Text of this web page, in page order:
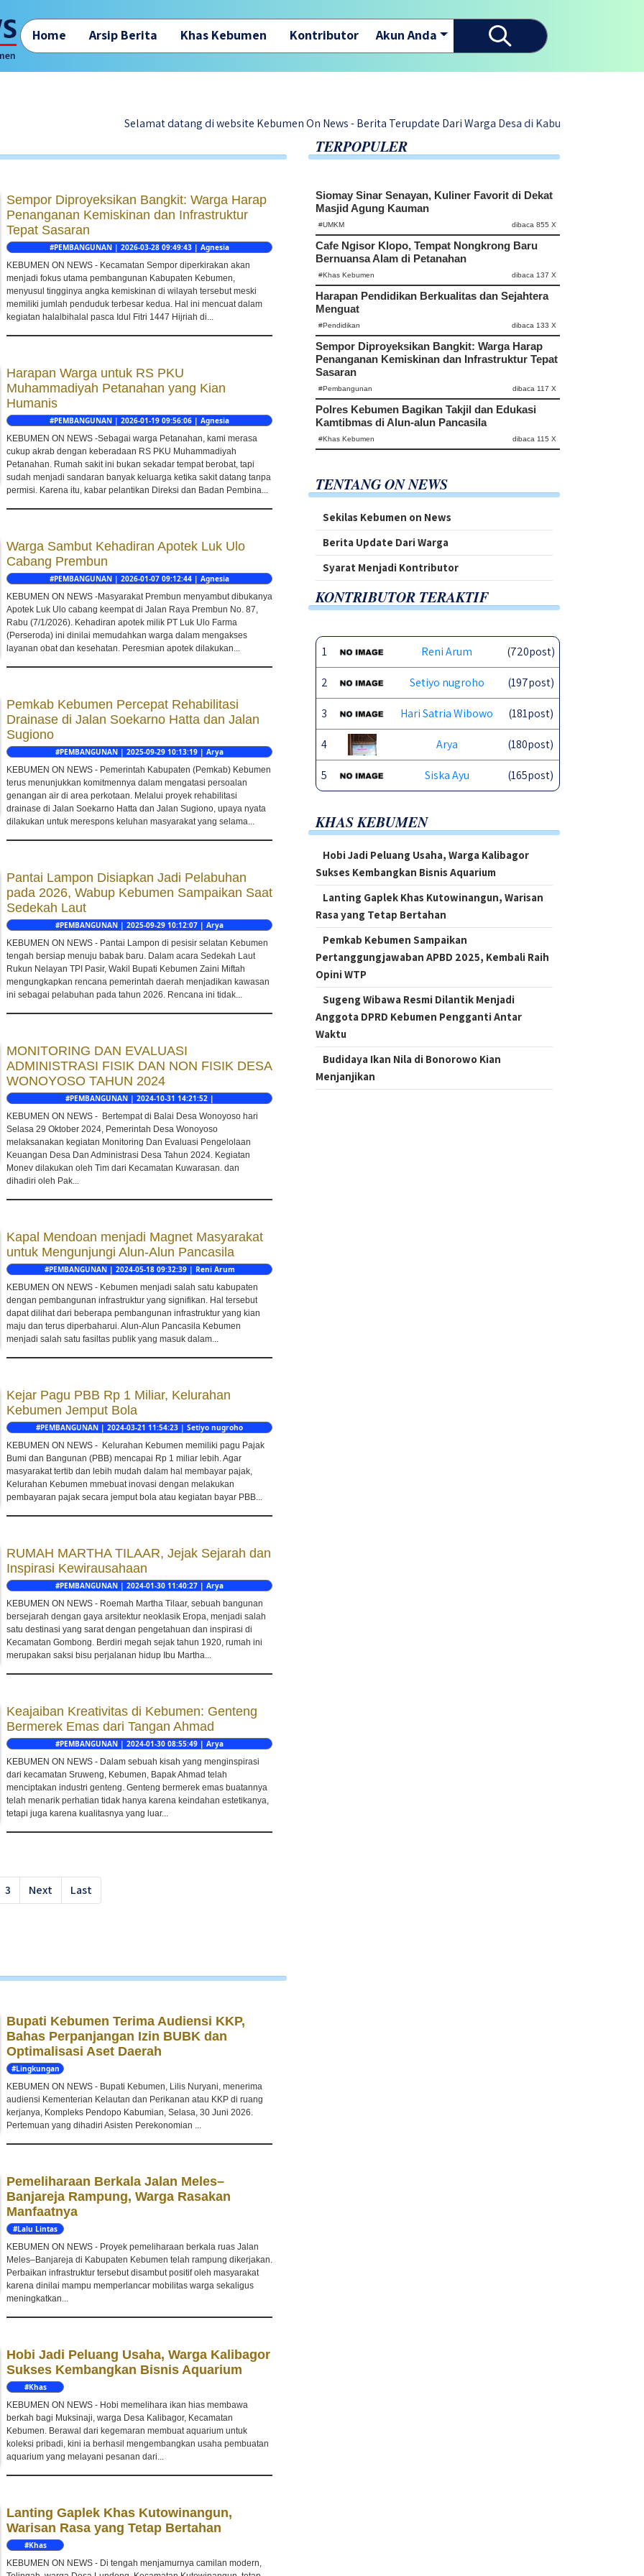
Home Arsip Berita Khas Kebumen Kontributor Akun Anda
Selamat datang di website Kebumen On News - Berita Terupdate Dari Warga Desa di Kabupaten Kebumen -|-
Sempor Diproyeksikan Bangkit: Warga Harap
Penanganan Kemiskinan dan Infrastruktur
Tepat Sasaran
#PEMBANGUNAN | 2026-03-28 09:49:43 | Agnesia
KEBUMEN ON NEWS - Kecamatan Sempor diperkirakan akan
menjadi fokus utama pembangunan Kabupaten Kebumen,
menyusul tingginya angka kemiskinan di wilayah tersebut meski
memiliki jumlah penduduk terbesar kedua. Hal ini mencuat dalam
kegiatan halalbihalal pasca Idul Fitri 1447 Hijriah di...
Harapan Warga untuk RS PKU
Muhammadiyah Petanahan yang Kian
Humanis
#PEMBANGUNAN | 2026-01-19 09:56:06 | Agnesia
KEBUMEN ON NEWS -Sebagai warga Petanahan, kami merasa
cukup akrab dengan keberadaan RS PKU Muhammadiyah
Petanahan. Rumah sakit ini bukan sekadar tempat berobat, tapi
sudah menjadi sandaran banyak keluarga ketika sakit datang tanpa
permisi. Karena itu, kabar pelantikan Direksi dan Badan Pembina...
Warga Sambut Kehadiran Apotek Luk Ulo
Cabang Prembun
#PEMBANGUNAN | 2026-01-07 09:12:44 | Agnesia
KEBUMEN ON NEWS -Masyarakat Prembun menyambut dibukanya
Apotek Luk Ulo cabang keempat di Jalan Raya Prembun No. 87,
Rabu (7/1/2026). Kehadiran apotek milik PT Luk Ulo Farma
(Perseroda) ini dinilai memudahkan warga dalam mengakses
layanan obat dan kesehatan. Peresmian apotek dilakukan...
Pemkab Kebumen Percepat Rehabilitasi
Drainase di Jalan Soekarno Hatta dan Jalan
Sugiono
#PEMBANGUNAN | 2025-09-29 10:13:19 | Arya
KEBUMEN ON NEWS - Pemerintah Kabupaten (Pemkab) Kebumen
terus menunjukkan komitmennya dalam mengatasi persoalan
genangan air di area perkotaan. Melalui proyek rehabilitasi
drainase di Jalan Soekarno Hatta dan Jalan Sugiono, upaya nyata
dilakukan untuk merespons keluhan masyarakat yang selama...
Pantai Lampon Disiapkan Jadi Pelabuhan
pada 2026, Wabup Kebumen Sampaikan Saat
Sedekah Laut
#PEMBANGUNAN | 2025-09-29 10:12:07 | Arya
KEBUMEN ON NEWS - Pantai Lampon di pesisir selatan Kebumen
tengah bersiap menuju babak baru. Dalam acara Sedekah Laut
Rukun Nelayan TPI Pasir, Wakil Bupati Kebumen Zaini Miftah
mengungkapkan rencana pemerintah daerah menjadikan kawasan
ini sebagai pelabuhan pada tahun 2026. Rencana ini tidak...
MONITORING DAN EVALUASI
ADMINISTRASI FISIK DAN NON FISIK DESA
WONOYOSO TAHUN 2024
#PEMBANGUNAN | 2024-10-31 14:21:52 |
KEBUMEN ON NEWS - Bertempat di Balai Desa Wonoyoso hari
Selasa 29 Oktober 2024, Pemerintah Desa Wonoyoso
melaksanakan kegiatan Monitoring Dan Evaluasi Pengelolaan
Keuangan Desa Dan Administrasi Desa Tahun 2024. Kegiatan
Monev dilakukan oleh Tim dari Kecamatan Kuwarasan. dan
dihadiri oleh Pak...
Kapal Mendoan menjadi Magnet Masyarakat
untuk Mengunjungi Alun-Alun Pancasila
#PEMBANGUNAN | 2024-05-18 09:32:39 | Reni Arum
KEBUMEN ON NEWS - Kebumen menjadi salah satu kabupaten
dengan pembangunan infrastruktur yang signifikan. Hal tersebut
dapat dilihat dari beberapa pembangunan infrastruktur yang kian
maju dan terus diperbaharui. Alun-Alun Pancasila Kebumen
menjadi salah satu fasiltas publik yang masuk dalam...
Kejar Pagu PBB Rp 1 Miliar, Kelurahan
Kebumen Jemput Bola
#PEMBANGUNAN | 2024-03-21 11:54:23 | Setiyo nugroho
KEBUMEN ON NEWS - Kelurahan Kebumen memiliki pagu Pajak
Bumi dan Bangunan (PBB) mencapai Rp 1 miliar lebih. Agar
masyarakat tertib dan lebih mudah dalam hal membayar pajak,
Kelurahan Kebumen mmebuat inovasi dengan melakukan
pembayaran pajak secara jemput bola atau kegiatan bayar PBB...
RUMAH MARTHA TILAAR, Jejak Sejarah dan
Inspirasi Kewirausahaan
#PEMBANGUNAN | 2024-01-30 11:40:27 | Arya
KEBUMEN ON NEWS - Roemah Martha Tilaar, sebuah bangunan
bersejarah dengan gaya arsitektur neoklasik Eropa, menjadi salah
satu destinasi yang sarat dengan pengetahuan dan inspirasi di
Kecamatan Gombong. Berdiri megah sejak tahun 1920, rumah ini
merupakan saksi bisu perjalanan hidup Ibu Martha...
Keajaiban Kreativitas di Kebumen: Genteng
Bermerek Emas dari Tangan Ahmad
#PEMBANGUNAN | 2024-01-30 08:55:49 | Arya
KEBUMEN ON NEWS - Dalam sebuah kisah yang menginspirasi
dari kecamatan Sruweng, Kebumen, Bapak Ahmad telah
menciptakan industri genteng. Genteng bermerek emas buatannya
telah menarik perhatian tidak hanya karena keindahan estetikanya,
tetapi juga karena kualitasnya yang luar...
3 Next Last
TERPOPULER
Siomay Sinar Senayan, Kuliner Favorit di Dekat
Masjid Agung Kauman
#UMKM dibaca 855 X
Cafe Ngisor Klopo, Tempat Nongkrong Baru
Bernuansa Alam di Petanahan
#Khas Kebumen dibaca 137 X
Harapan Pendidikan Berkualitas dan Sejahtera
Menguat
#Pendidikan dibaca 133 X
Sempor Diproyeksikan Bangkit: Warga Harap
Penanganan Kemiskinan dan Infrastruktur Tepat
Sasaran
#Pembangunan dibaca 117 X
Polres Kebumen Bagikan Takjil dan Edukasi
Kamtibmas di Alun-alun Pancasila
#Khas Kebumen dibaca 115 X
TENTANG ON NEWS
Sekilas Kebumen on News
Berita Update Dari Warga
Syarat Menjadi Kontributor
KONTRIBUTOR TERAKTIF
1 Reni Arum (720post)
2 Setiyo nugroho (197post)
3 Hari Satria Wibowo (181post)
4 Arya (180post)
5 Siska Ayu (165post)
KHAS KEBUMEN
Hobi Jadi Peluang Usaha, Warga Kalibagor
Sukses Kembangkan Bisnis Aquarium
Lanting Gaplek Khas Kutowinangun, Warisan
Rasa yang Tetap Bertahan
Pemkab Kebumen Sampaikan
Pertanggungjawaban APBD 2025, Kembali Raih
Opini WTP
Sugeng Wibawa Resmi Dilantik Menjadi
Anggota DPRD Kebumen Pengganti Antar
Waktu
Budidaya Ikan Nila di Bonorowo Kian
Menjanjikan
Bupati Kebumen Terima Audiensi KKP,
Bahas Perpanjangan Izin BUBK dan
Optimalisasi Aset Daerah
#Lingkungan
KEBUMEN ON NEWS - Bupati Kebumen, Lilis Nuryani, menerima
audiensi Kementerian Kelautan dan Perikanan atau KKP di ruang
kerjanya, Kompleks Pendopo Kabumian, Selasa, 30 Juni 2026.
Pertemuan yang dihadiri Asisten Perekonomian ...
Pemeliharaan Berkala Jalan Meles–
Banjareja Rampung, Warga Rasakan
Manfaatnya
#Lalu Lintas
KEBUMEN ON NEWS - Proyek pemeliharaan berkala ruas Jalan
Meles–Banjareja di Kabupaten Kebumen telah rampung dikerjakan.
Perbaikan infrastruktur tersebut disambut positif oleh masyarakat
karena dinilai mampu memperlancar mobilitas warga sekaligus
meningkatkan...
Hobi Jadi Peluang Usaha, Warga Kalibagor
Sukses Kembangkan Bisnis Aquarium
#Khas
KEBUMEN ON NEWS - Hobi memelihara ikan hias membawa
berkah bagi Muksinaji, warga Desa Kalibagor, Kecamatan
Kebumen. Berawal dari kegemaran membuat aquarium untuk
koleksi pribadi, kini ia berhasil mengembangkan usaha pembuatan
aquarium yang melayani pesanan dari...
Lanting Gaplek Khas Kutowinangun,
Warisan Rasa yang Tetap Bertahan
#Khas
KEBUMEN ON NEWS - Di tengah menjamurnya camilan modern,